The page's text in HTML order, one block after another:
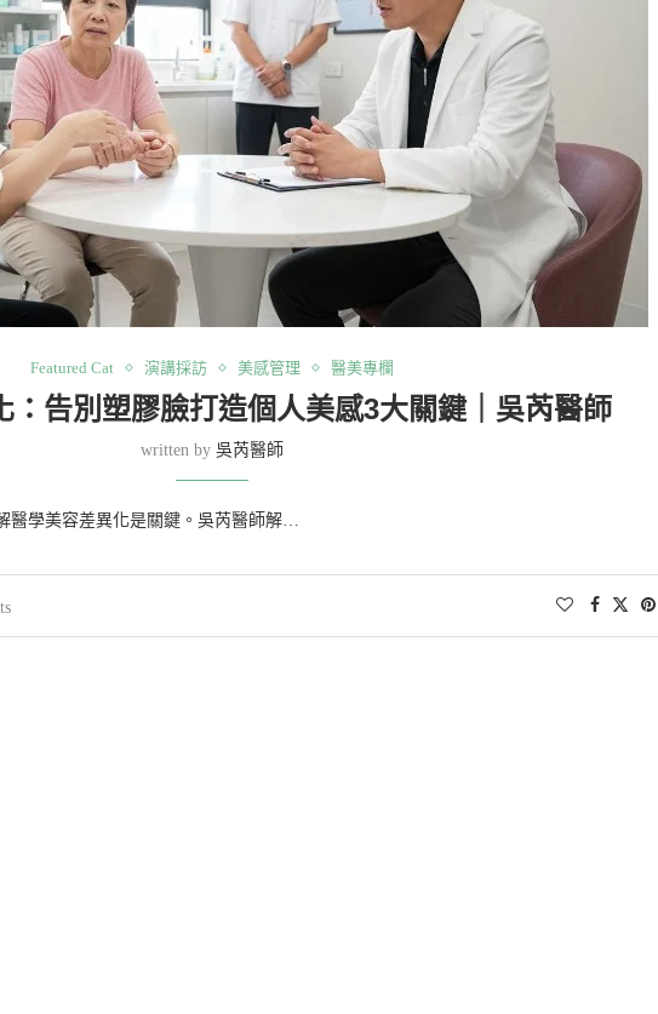
Featured Cat 演講採訪 美感管理 醫美專欄
：告別塑膠臉打造個人美感3大關鍵｜吳芮醫師
written by 吳芮醫師
醫學美容差異化是關鍵。吳芮醫師解…